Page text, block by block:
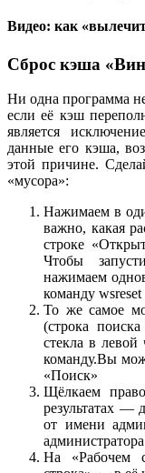
Видео: как
Сброс кэша
Ни одна программа
если её кэш
является
данные его кэша,
этой причине.
«мусора»:
Нажимаем в
важно, какая
строке
Чтобы
нажимаем
команду
То же самое
(строка
стекла в
команду.Вы
«Поиск»
Щёлкаем
результатах —
от имени
администратора
На «Рабочем